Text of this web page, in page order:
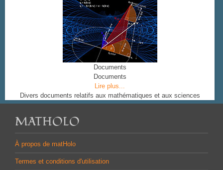
Documents
Documents
Lire plus...
Divers documents relatifs aux mathématiques et aux sciences
MATHOLO
À propos de matHolo
Termes et conditions d'utilisation